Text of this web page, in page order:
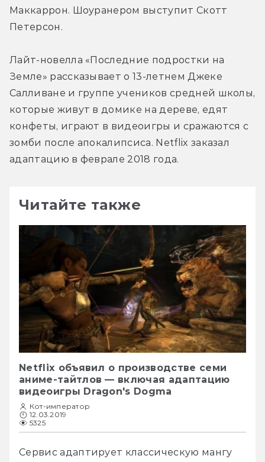
Маккаррон. Шоуранером выступит Скотт
Петерсон.
Лайт-новелла «Последние подростки на
Земле» рассказывает о 13-летнем Джеке
Салливане и группе учеников средней школы,
которые живут в домике на дереве, едят
конфеты, играют в видеоигры и сражаются с
зомби после апокалипсиса. Netflix заказал
адаптацию в феврале 2018 года.
Читайте также
Netflix объявил о производстве семи
аниме-тайтлов — включая адаптацию
видеоигры Dragon's Dogma
Кот-император
12.03.2019
5325
Сервис адаптирует классическую мангу